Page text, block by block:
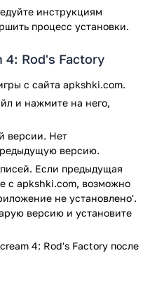
инструкциям
процесс установки.
4: Rod's Factory
с сайта apkshki.com.
и нажмите на него,
версии. Нет
версию.
Если предыдущая
с apkshki.com, возможно
не установлено'.
версию и установите
4: Rod's Factory после